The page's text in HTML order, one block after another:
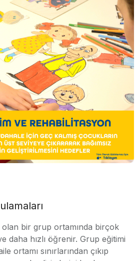
olan bir grup ortamında birçok
daha hızlı öğrenir. Grup eğitimi
ortamı sınırlarından çıkıp